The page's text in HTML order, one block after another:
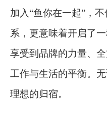
加入“鱼你在一起”，
系，更意味着开启了
享受到品牌的力量、
工作与生活的平衡。
理想的归宿。